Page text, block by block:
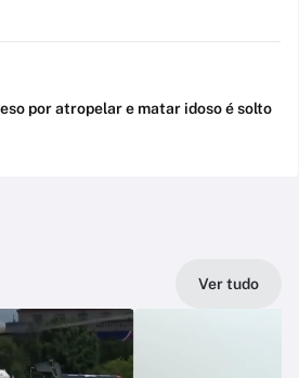
por atropelar e matar idoso é solto
Ver tudo